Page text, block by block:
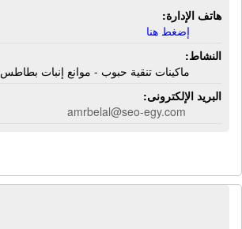
هاتف الإدارة:
إضغط هنا
النشاط:
ماكينات تنقية حبوب - موانع إنبات بطاطس
البريد الإلكترونى:
amrbelal@seo-egy.com